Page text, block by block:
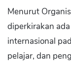
Menurut
diperkirakan
internasional
pelajar, dan